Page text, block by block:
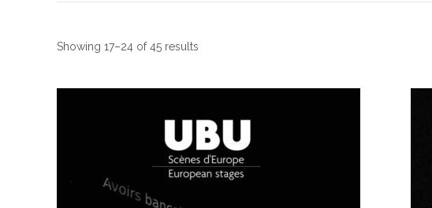
Showing 17–24 of 45 results